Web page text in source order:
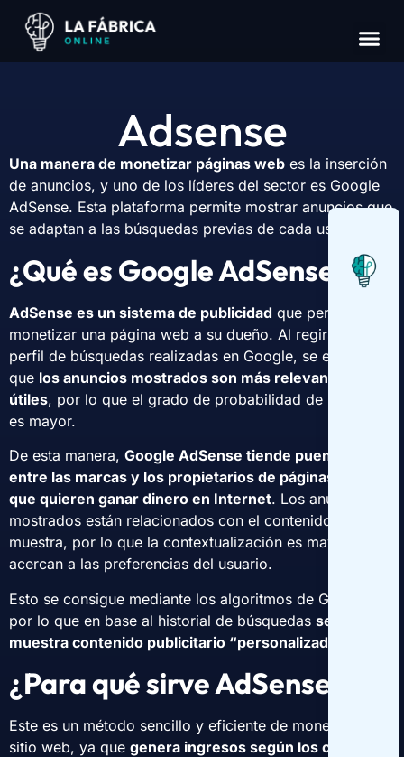
Adsense
Una manera de monetizar páginas web es la inserción
de anuncios, y uno de los líderes del sector es Google
AdSense. Esta plataforma permite mostrar anuncios que
se adaptan a las búsquedas previas de cada usuario.
¿Qué es Google AdSense?
AdSense es un sistema de publicidad que permite
monetizar una página web a su dueño. Al regirse por el
perfil de búsquedas realizadas en Google, se entiende
que los anuncios mostrados son más relevantes y
útiles, por lo que el grado de probabilidad de hacer clic
es mayor.
De esta manera, Google AdSense tiende puentes
entre las marcas y los propietarios de páginas web
que quieren ganar dinero en Internet. Los anuncios
mostrados están relacionados con el contenido que se
muestra, por lo que la contextualización es mayor y se
acercan a las preferencias del usuario.
Esto se consigue mediante los algoritmos de Google,
por lo que en base al historial de búsquedas se
muestra contenido publicitario “personalizado”
¿Para qué sirve AdSense?
Este es un método sencillo y eficiente de monetizar un
sitio web, ya que genera ingresos según los clics de